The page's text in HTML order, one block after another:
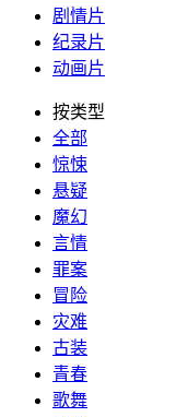
剧情片
纪录片
动画片
按类型
全部
惊悚
悬疑
魔幻
言情
罪案
冒险
灾难
古装
青春
歌舞